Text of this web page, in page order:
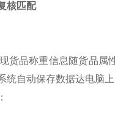
核匹配
货品称重信息随货品
自动保存数据达电脑上